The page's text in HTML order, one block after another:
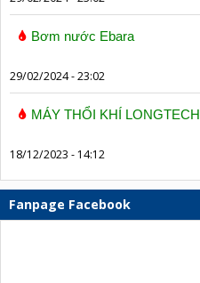
Bơm nước Ebara
29/02/2024 - 23:02
MÁY THỔI KHÍ LONGTECH
18/12/2023 - 14:12
Fanpage Facebook